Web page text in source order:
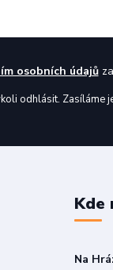
osobních údajů
odhlásit. Zasíláme
Kde
Na